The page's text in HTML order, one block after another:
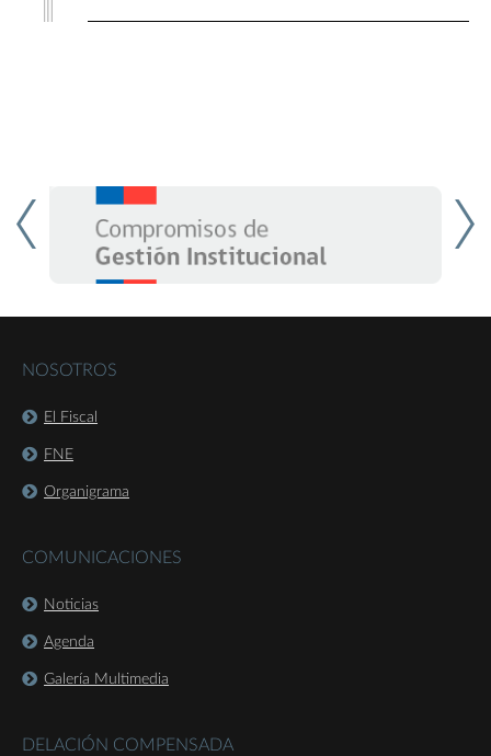
NOSOTROS
El Fiscal
FNE
Organigrama
COMUNICACIONES
Noticias
Agenda
Galería Multimedia
DELACIÓN COMPENSADA